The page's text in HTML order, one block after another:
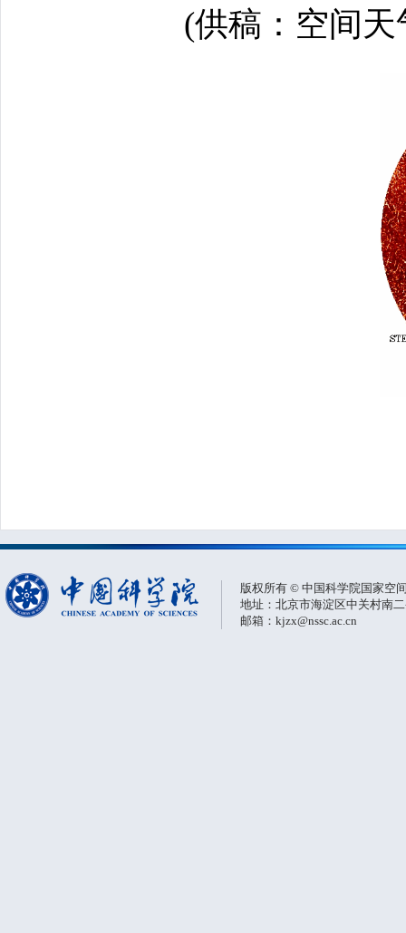
(供稿：空间天
版权所有 © 中国科学院国家空
地址：北京市海淀区中关村南
邮箱：kjzx@nssc.ac.cn